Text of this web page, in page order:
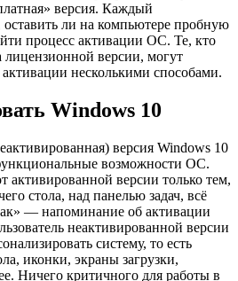
версия. Каждый
оставить ли на компьютере пробную
процесс активации ОС. Те, кто
версии, могут
несколькими способами.
Windows 10
версия Windows 10
возможности ОС.
активированной версии только тем,
стола, над панелью задач, всё
— напоминание об активации
неактивированной версии
систему, то есть
иконки, экраны загрузки,
Ничего критичного для работы в